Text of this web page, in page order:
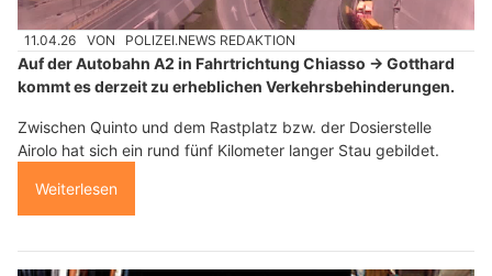
11.04.26 VON POLIZEI.NEWS REDAKTION
Auf der Autobahn A2 in Fahrtrichtung Chiasso → Gotthard
kommt es derzeit zu erheblichen Verkehrsbehinderungen.
Zwischen Quinto und dem Rastplatz bzw. der Dosierstelle
Airolo hat sich ein rund fünf Kilometer langer Stau gebildet.
Weiterlesen